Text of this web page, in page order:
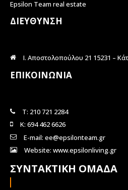
Epsilon Team real estate
ΔΙΕΥΘΥΝΣΗ
Ι. Αποστολοπούλου 21 15231 –
ΕΠΙΚΟΙΝΩΝΙΑ
Τ: 210 721 2284
Κ: 694 462 6626
E-mail: ee@epsilonteam.gr
Website: www.epsilonliving.gr
ΣΥΝΤΑΚΤΙΚΗ ΟΜΑΔΑ